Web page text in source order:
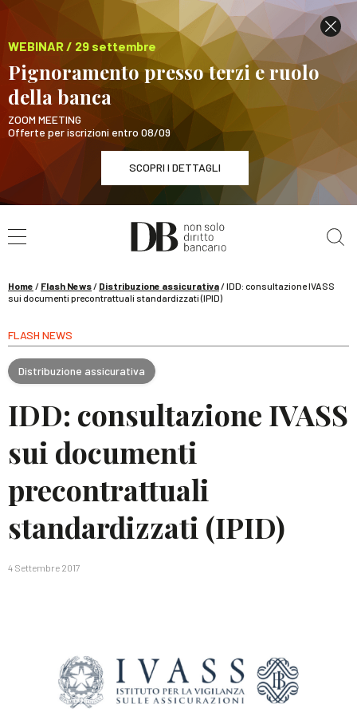
WEBINAR / 29 settembre
Pignoramento presso terzi e ruolo
della banca
ZOOM MEETING
Offerte per iscrizioni entro 08/09
SCOPRI I DETTAGLI
WEBINAR / 29 settembre
Pignoramento presso terzi e ruolo della banca
Home / Flash News/ Distribuzione assicurativa/IDD: consultazione IVASS
sui documenti precontrattuali standardizzati (IPID)
FLASH NEWS
Distribuzione assicurativa
IDD: consultazione IVASS
sui documenti
precontrattuali
standardizzati (IPID)
4 Settembre 2017